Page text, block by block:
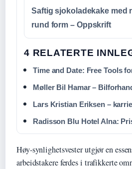
Saftig sjokoladekake med
rund form – Oppskrift
4 RELATERTE
Time and Date: Free Tools
Møller Bil Hamar –
Lars Kristian Eriksen –
Radisson Blu Hotel Alna:
Høy-synlighetsvester utgjør en
arbeidstakere ferdes i trafikkerte